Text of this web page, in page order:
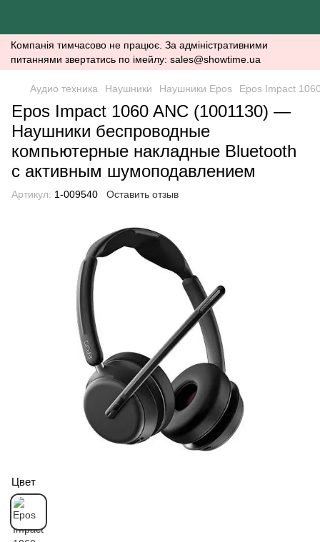
Компанія тимчасово не працює. За адміністративними
питаннями звертатись по імейлу: sales@showtime.ua
Аудио техника Наушники Наушники Epos Epos Impact
Epos Impact 1060 ANC (1001130) —
Наушники беспроводные
компьютерные накладные Bluetooth
с активным шумоподавлением
Артикул: 1-009540 Оставить отзыв
Цвет